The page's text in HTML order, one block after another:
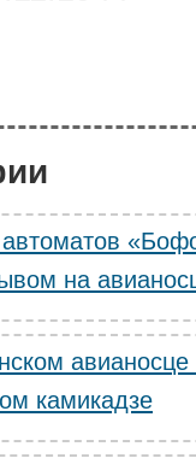
автоматов
на
камикадзе